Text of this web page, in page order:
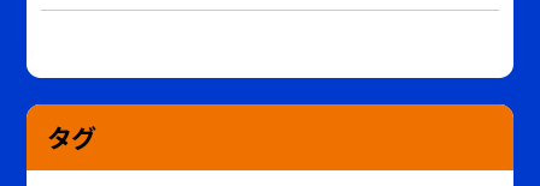
タグ